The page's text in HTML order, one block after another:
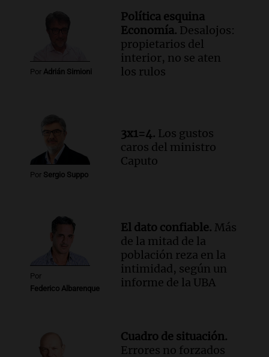
Audio.
La lección del Titanic y la
humildad en tiempos de tormenta
según San Ignacio de Loyola
agua entra por donde menos
imaginamos"
Una Mañana para todos Rosario
Episodios
Por Adrián Simioni
Política esquina
Economía. Desalojos:
propietarios del
interior, no se aten
los rulos
Por Sergio Suppo
3x1=4. Los gustos
caros del ministro
Caputo
Por
Federico Albarenque
El dato confiable. Más
de la mitad de la
población reza en la
intimidad, según un
informe de la UBA
Cuadro de situación.
Errores no forzados